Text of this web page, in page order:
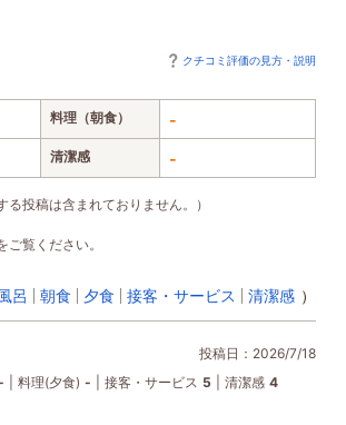
クチコミ評価の見方・説明
料理（朝食） -
清潔感 -
投稿は含まれておりません。）
ご覧ください。
風呂 朝食 夕食 接客・サービス 清潔感 ）
投稿日：2026/7/18
料理(夕食) - 接客・サービス 5 清潔感 4